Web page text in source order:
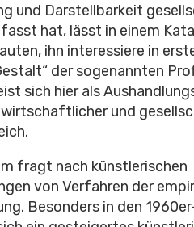
und Darstellbarkeit
hat, lässt in einem
ihn interessiere in
der sogenannten
sich hier als
und
fragt nach künstlerischen
von Verfahren der
Besonders in den